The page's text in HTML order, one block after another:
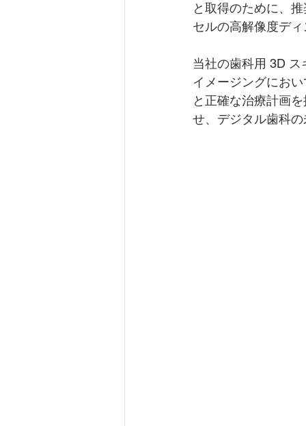
と取得のために、
セルの高解像度デ
当社の歯科用 3D
イメージングにお
と正確な治療計画
せ、デジタル歯科